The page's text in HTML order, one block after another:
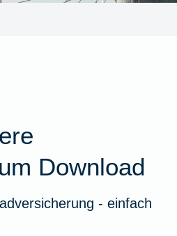
Download
- einfach